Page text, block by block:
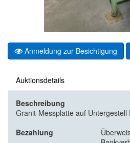
Anmeldung zur Besichtigung
Auktionsdetails
Beschreibung
Granit-Messplatte auf
Bezahlung